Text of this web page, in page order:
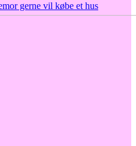
gerne vil købe et hus